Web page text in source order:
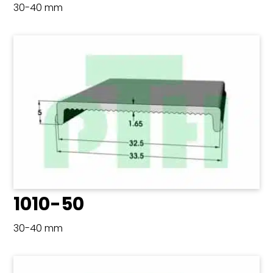
30-40 mm
1010-50
30-40 mm